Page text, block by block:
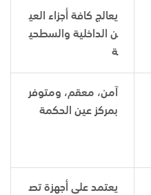
يعالج كافة أجزاء العي
ن الداخلية والسطحي
ة
آمن، معقم، ومتوفر
بمركز عين الحكمة
يعتمد على أجهزة تص